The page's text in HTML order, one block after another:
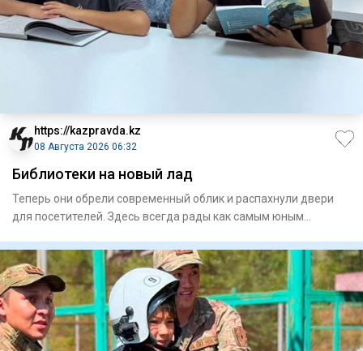
https://kazpravda.kz
08 Августа 2026 06:32
Библиотеки на новый лад
Теперь они обрели современный облик и распахнули двери
для посетителей. Здесь всегда рады как самым юным